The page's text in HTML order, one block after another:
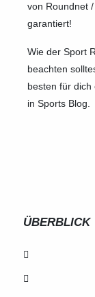
von Roundnet
garantiert!
Wie der Sport
beachten
besten für dich
in Sports Blog.
ÜBERBLICK